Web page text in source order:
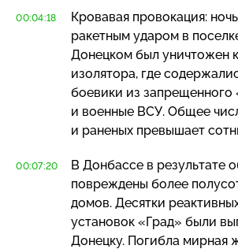
00:04:18
Кровавая провокация:
ракетным ударом в
Донецком был уничтожен
изолятора, где
боевики из запрещенного
и военные ВСУ. Общее
и раненых превышает
00:07:20
В Донбассе в результате
повреждены более
домов. Десятки
установок «Град» были
Донецку. Погибла мирная